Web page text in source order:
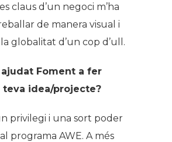
claus d’un negoci m’ha
de manera visual i
globalitat d’un cop d’ull.
ajudat Foment a fer
teva idea/projecte?
privilegi i una sort poder
programa AWE. A més